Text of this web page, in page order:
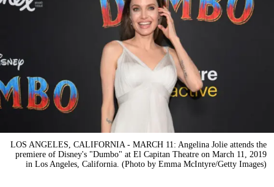
LOS ANGELES, CALIFORNIA - MARCH 11: Angelina Jolie attends the
premiere of Disney's "Dumbo" at El Capitan Theatre on March 11, 2019
in Los Angeles, California. (Photo by Emma McIntyre/Getty Images)